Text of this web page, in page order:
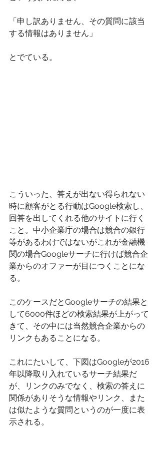
「申し訳ありません、その質問に該当
する情報はありません」
とでている。
こういった、答えが出ない得られない
時に顧客がとる行動はGoogle検索し、
回答を出してくれる他のサイトに行く
こと。中小企業庁の場合は競合の銀行
等があるわけではないがこれが金融機
関の場合Googleサーチに行けば競合企
業からのオファーが目につくことにな
る。
このケースだとGoogleサーチの結果と
して6000件ほどの検索結果が上がって
きて、その中には当然競合企業からの
リンクもあることになる。
これにたいして、下図はGoogleが2016
年以降取り入れているサーチ結果だ
が、リンクのみでなく、検索の答えに
関係がありそうな情報やリンク、また
は似たような質問というのが一度に表
示される。